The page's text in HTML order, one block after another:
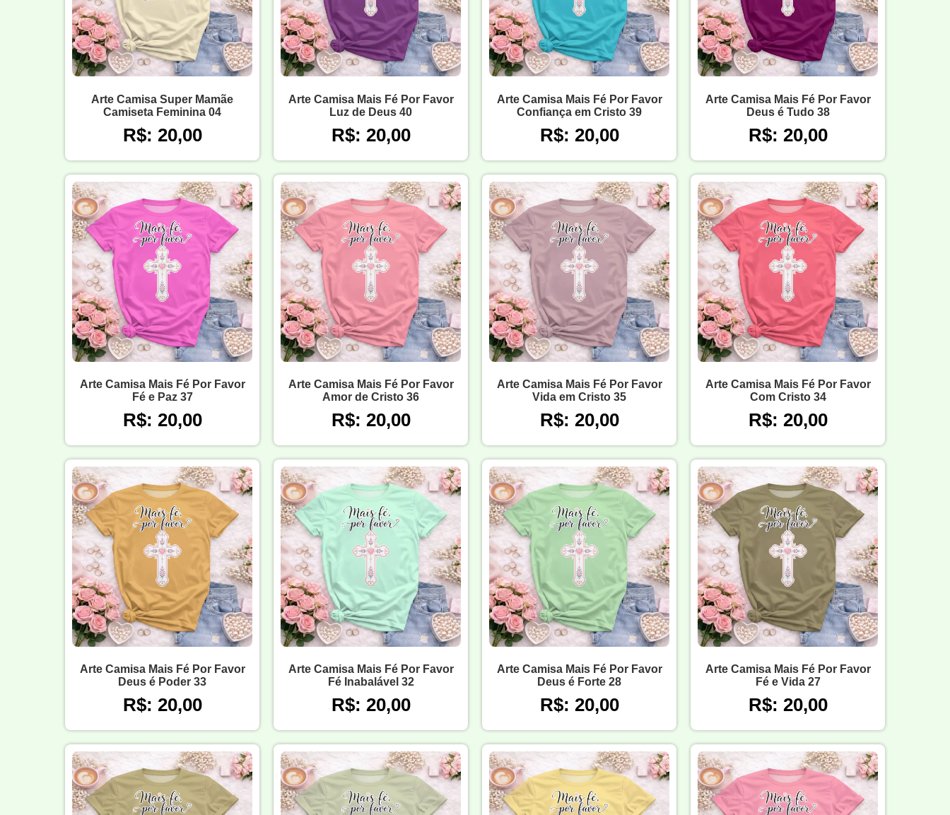
Arte Camisa Super Mamãe
Camiseta Feminina 04
R$: 20,00
Arte Camisa Mais Fé Por Favor
Luz de Deus 40
R$: 20,00
Arte Camisa Mais Fé Por Favor
Confiança em Cristo 39
R$: 20,00
Arte Camisa Mais Fé Por Favor
Deus é Tudo 38
R$: 20,00
Arte Camisa Mais Fé Por Favor
Fé e Paz 37
R$: 20,00
Arte Camisa Mais Fé Por Favor
Amor de Cristo 36
R$: 20,00
Arte Camisa Mais Fé Por Favor
Vida em Cristo 35
R$: 20,00
Arte Camisa Mais Fé Por Favor
Com Cristo 34
R$: 20,00
Arte Camisa Mais Fé Por Favor
Deus é Poder 33
R$: 20,00
Arte Camisa Mais Fé Por Favor
Fé Inabalável 32
R$: 20,00
Arte Camisa Mais Fé Por Favor
Deus é Forte 28
R$: 20,00
Arte Camisa Mais Fé Por Favor
Fé e Vida 27
R$: 20,00